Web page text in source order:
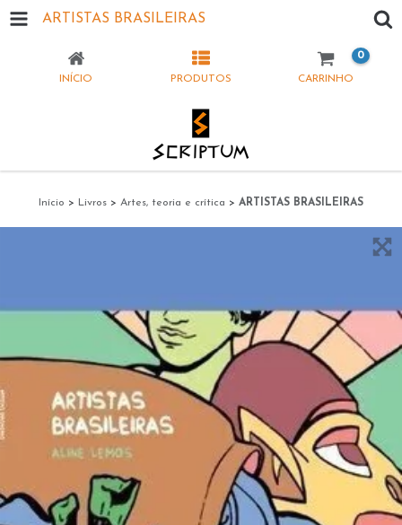
ARTISTAS BRASILEIRAS
INÍCIO PRODUTOS CARRINHO
0
Início > Livros > Artes, teoria e crítica > ARTISTAS BRASILEIRAS